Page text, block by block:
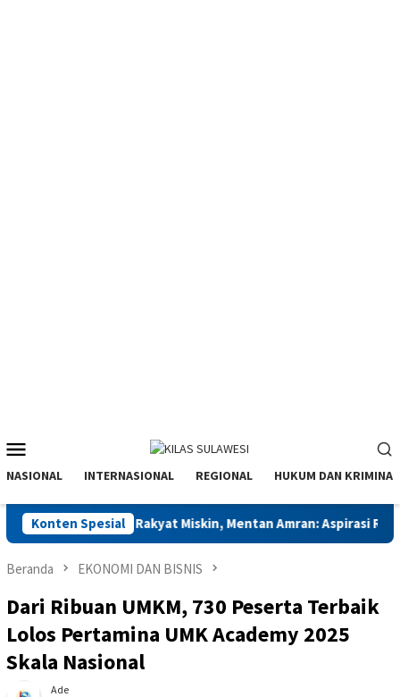
Mobile
NASIONAL INTERNASIONAL REGIONAL HUKUM DAN KRIMINAL
Konten Spesial
Pembela Rakyat Miskin, Mentan Amran: Aspirasi Riil untuk
Beranda EKONOMI DAN BISNIS
Dari Ribuan UMKM, 730 Peserta Terbaik
Lolos Pertamina UMK Academy 2025
Skala Nasional
Ade